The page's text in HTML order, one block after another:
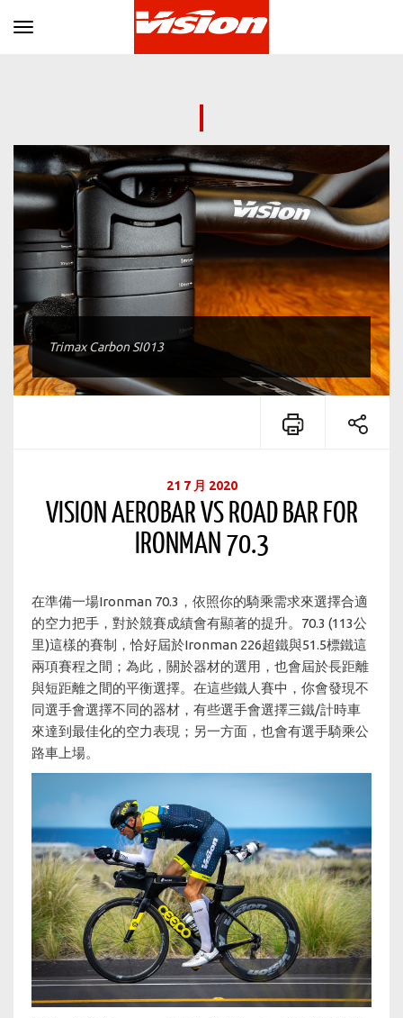
Toggle navigation
Trimax Carbon SI013
21 7 月 2020
VISION AEROBAR VS ROAD BAR FOR
IRONMAN 70.3
在準備一場Ironman 70.3，依照你的騎乘需求來選擇合適
的空力把手，對於競賽成績會有顯著的提升。70.3 (113公
里)這樣的賽制，恰好屆於Ironman 226超鐵與51.5標鐵這
兩項賽程之間；為此，關於器材的選用，也會屆於長距離
與短距離之間的平衡選擇。在這些鐵人賽中，你會發現不
同選手會選擇不同的器材，有些選手會選擇三鐵/計時車
來達到最佳化的空力表現；另一方面，也會有選手騎乘公
路車上場。